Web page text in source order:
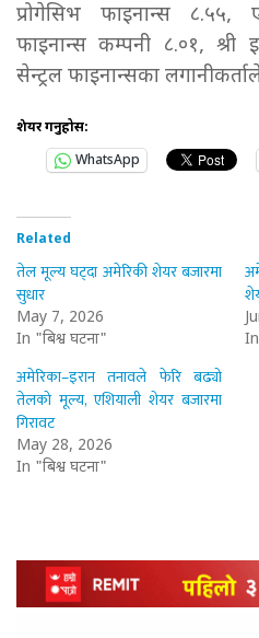
प्रोगेसिभ फाइनान्स ८.५५,
फाइनान्स कम्पनी ८.०१, श्री
सेन्ट्रल फाइनान्सका
शेयर गर्नुहोस:
WhatsApp
Related
तेल मूल्य घट्दा अमेरिकी शेयर बजारमा
सुधार
May 7, 2026
In "बिश्व घटना"
अमेरिका–इरान तनावले फेरि बढ्यो
तेलको मूल्य, एशियाली शेयर बजारमा
गिरावट
May 28, 2026
In "बिश्व घटना"